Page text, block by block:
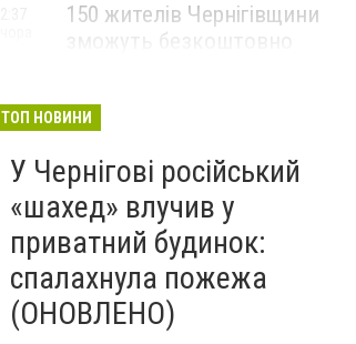
150 жителів Чернігівщини
зможуть безкоштовно
ТОП НОВИНИ
У Чернігові російський
«шахед» влучив у
приватний будинок:
спалахнула пожежа
(ОНОВЛЕНО)